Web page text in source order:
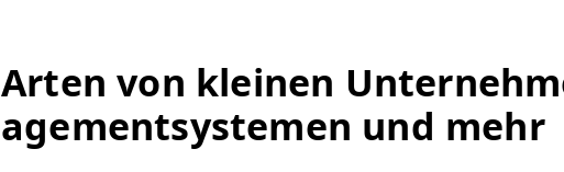
Arten von kleinen
age­mentsys­te­men und mehr